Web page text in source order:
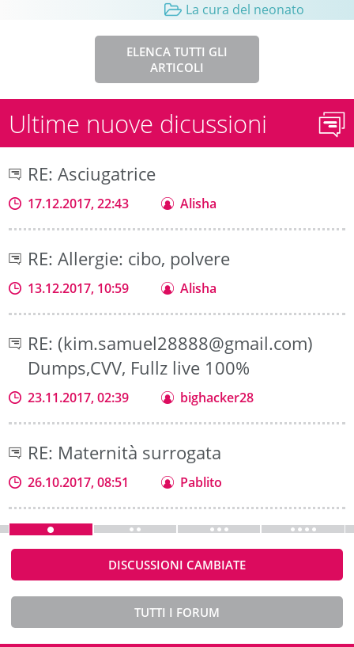
La cura del neonato
ELENCA TUTTI GLI
ARTICOLI
Ultime nuove dicussioni
RE: Asciugatrice
17.12.2017, 22:43 Alisha
RE: Allergie: cibo, polvere
13.12.2017, 10:59 Alisha
RE: (kim.samuel28888@gmail.com)
Dumps,CVV, Fullz live 100%
23.11.2017, 02:39 bighacker28
RE: Maternità surrogata
26.10.2017, 08:51 Pablito
DISCUSSIONI CAMBIATE
TUTTI I FORUM